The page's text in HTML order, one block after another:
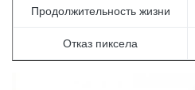
Продолжительность жизни
Отказ пиксела